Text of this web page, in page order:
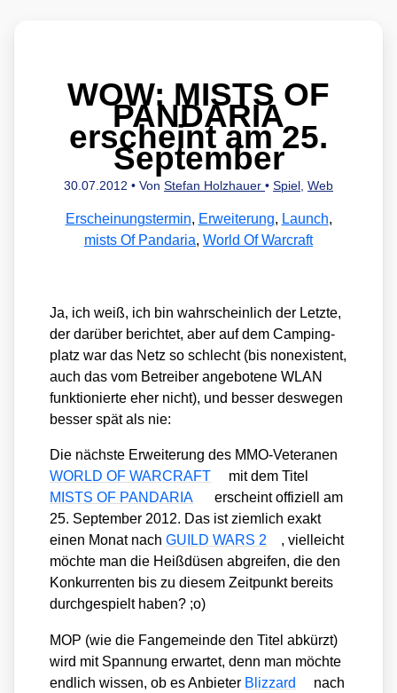
WOW: MISTS OF
PANDARIA
erscheint am 25.
September
30.07.2012 • Von Stefan Holzhauer • Spiel , Web
Erscheinungstermin, Erweiterung, Launch,
mists Of Pandaria, World Of Warcraft
Ja, ich weiß, ich bin wahr­schein­lich der Letz­te,
der dar­über berich­tet, aber auf dem Cam­ping­
platz war das Netz so schlecht (bis non­e­xis­tent,
auch das vom Betrei­ber ange­bo­te­ne WLAN
funk­tio­nier­te eher nicht), und bes­ser des­we­gen
bes­ser spät als nie:
Die nächs­te Erwei­te­rung des MMO-Vete­ra­nen
WORLD OF WARCRAFT
mit dem Titel
MISTS OF PANDARIA
erscheint offi­zi­ell am
25. Sep­tem­ber 2012. Das ist ziem­lich exakt
einen Monat nachGUILD WARS 2
, viel­leicht
möch­te man die Heiß­dü­sen abgrei­fen, die den
Kon­kur­ren­ten bis zu die­sem Zeit­punkt bereits
durch­ge­spielt haben? ;o)
MOP (wie die Fan­ge­mein­de den Titel abkürzt)
wird mit Span­nung erwar­tet, denn man möch­te
end­lich wis­sen, ob es Anbie­ter Bliz­zard
nach